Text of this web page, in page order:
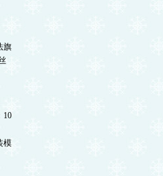
旗
10
模